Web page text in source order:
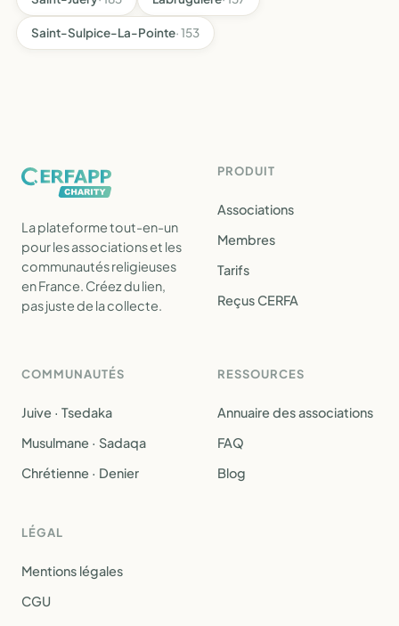
Saint-Sulpice-La-Pointe· 153
La plateforme tout-en-un
pour les associations et les
communautés religieuses
en France. Créez du lien,
pas juste de la collecte.
PRODUIT
Associations
Membres
Tarifs
Reçus CERFA
COMMUNAUTÉS
Juive · Tsedaka
Musulmane · Sadaqa
Chrétienne · Denier
RESSOURCES
Annuaire des associations
FAQ
Blog
LÉGAL
Mentions légales
CGU